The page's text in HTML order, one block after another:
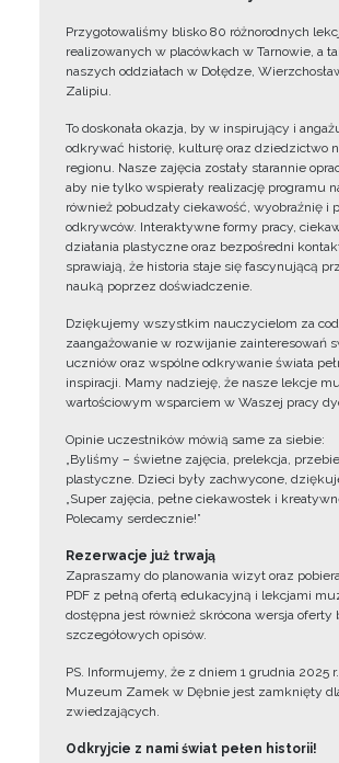
Przygotowaliśmy blisko 80 różnorodnych
realizowanych w placówkach w Tarnowie, a
naszych oddziałach w Dołędze,
Zalipiu.
To doskonała okazja, by w inspirujący i
odkrywać historię, kulturę oraz dziedzictwo
regionu. Nasze zajęcia zostały starannie
aby nie tylko wspierały realizację programu
również pobudzały ciekawość, wyobraźnię i
odkrywców. Interaktywne formy pracy,
działania plastyczne oraz bezpośredni
sprawiają, że historia staje się fascynującą
nauką poprzez doświadczenie.
Dziękujemy wszystkim nauczycielom za
zaangażowanie w rozwijanie zainteresowań
uczniów oraz wspólne odkrywanie świata
inspiracji. Mamy nadzieję, że nasze lekcje
wartościowym wsparciem w Waszej pracy
Opinie uczestników mówią same za siebie:
„Byliśmy – świetne zajęcia, prelekcja,
plastyczne. Dzieci były zachwycone,
„Super zajęcia, pełne ciekawostek i
Polecamy serdecznie!”
Rezerwacje już trwają
Zapraszamy do planowania wizyt oraz
PDF z pełną ofertą edukacyjną i lekcjami
dostępna jest również skrócona wersja oferty
szczegółowych opisów.
PS. Informujemy, że z dniem 1 grudnia 2025
Muzeum Zamek w Dębnie jest zamknięty
zwiedzających.
Odkryjcie z nami świat pełen historii!